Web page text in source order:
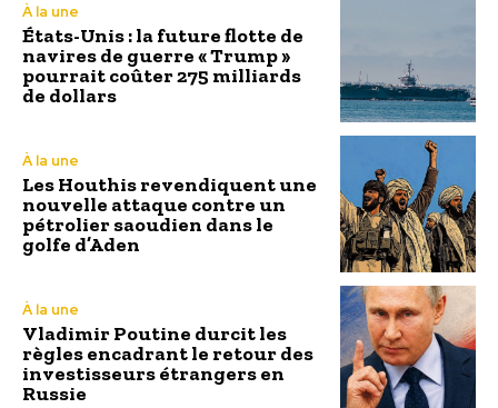
À la une
États-Unis : la future flotte de
navires de guerre « Trump »
pourrait coûter 275 milliards
de dollars
À la une
Les Houthis revendiquent une
nouvelle attaque contre un
pétrolier saoudien dans le
golfe d’Aden
À la une
Vladimir Poutine durcit les
règles encadrant le retour des
investisseurs étrangers en
Russie